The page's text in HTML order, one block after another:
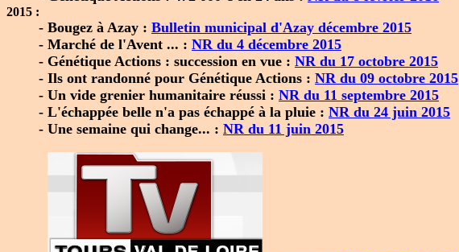
2015 :
- Bougez à Azay : Bulletin municipal d'Azay décembre 2015
- Marché de l'Avent ... : NR du 4 décembre 2015
- Génétique Actions : succession en vue : NR du 17 octobre 2015
- Ils ont randonné pour Génétique Actions : NR du 09 octobre 2015
- Un vide grenier humanitaire réussi : NR du 11 septembre 2015
- L'échappée belle n'a pas échappé à la pluie : NR du 24 juin 2015
- Une semaine qui change... : NR du 11 juin 2015